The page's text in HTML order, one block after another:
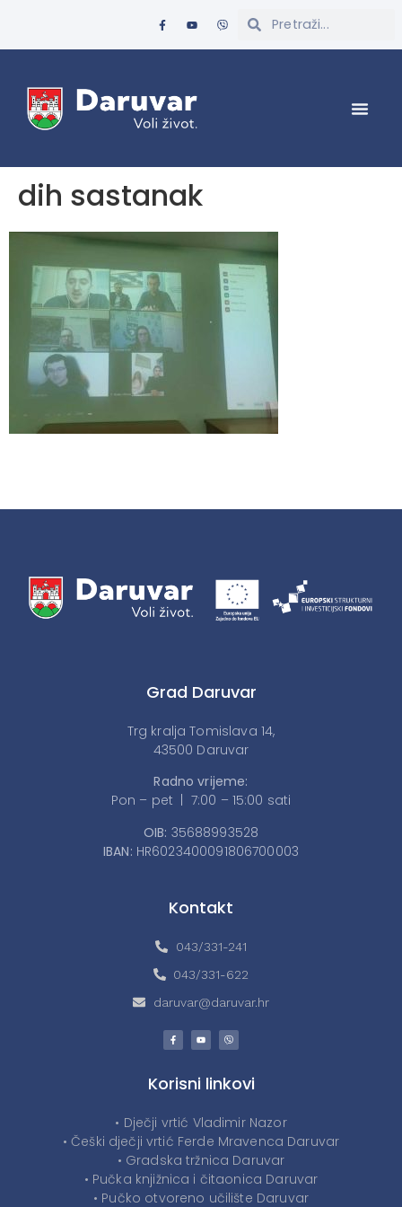
dih sastanak
Grad Daruvar
Trg kralja Tomislava 14,
43500 Daruvar
Radno vrijeme:
Pon – pet | 7:00 – 15:00 sati
OIB: 35688993528
IBAN: HR6023400091806700003
Kontakt
043/331-241
043/331-622
daruvar@daruvar.hr
Korisni linkovi
• Dječji vrtić Vladimir Nazor
• Češki dječji vrtić Ferde Mravenca Daruvar
• Gradska tržnica Daruvar
• Pučka knjižnica i čitaonica Daruvar
• Pučko otvoreno učilište Daruvar